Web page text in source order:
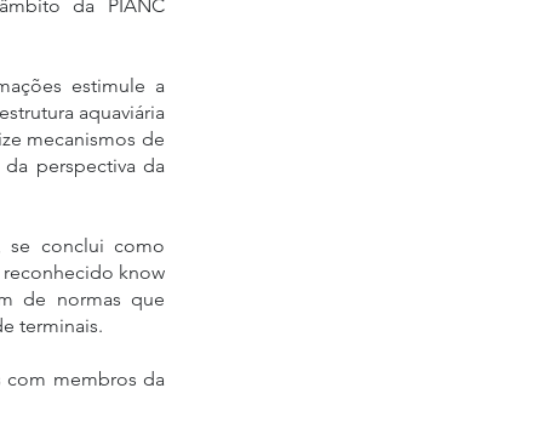
da PIANC
estimule a
aquaviária
mecanismos de
perspectiva da
se conclui como
reconhecido know
de normas que
terminais.
com membros da